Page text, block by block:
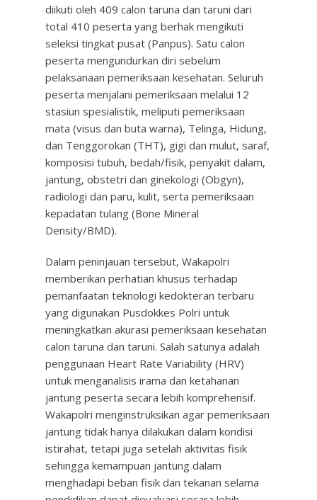
diikuti oleh 409 calon taruna dan taruni dari
total 410 peserta yang berhak mengikuti
seleksi tingkat pusat (Panpus). Satu calon
peserta mengundurkan diri sebelum
pelaksanaan pemeriksaan kesehatan. Seluruh
peserta menjalani pemeriksaan melalui 12
stasiun spesialistik, meliputi pemeriksaan
mata (visus dan buta warna), Telinga, Hidung,
dan Tenggorokan (THT), gigi dan mulut, saraf,
komposisi tubuh, bedah/fisik, penyakit dalam,
jantung, obstetri dan ginekologi (Obgyn),
radiologi dan paru, kulit, serta pemeriksaan
kepadatan tulang (Bone Mineral
Density/BMD).
Dalam peninjauan tersebut, Wakapolri
memberikan perhatian khusus terhadap
pemanfaatan teknologi kedokteran terbaru
yang digunakan Pusdokkes Polri untuk
meningkatkan akurasi pemeriksaan kesehatan
calon taruna dan taruni. Salah satunya adalah
penggunaan Heart Rate Variability (HRV)
untuk menganalisis irama dan ketahanan
jantung peserta secara lebih komprehensif.
Wakapolri menginstruksikan agar pemeriksaan
jantung tidak hanya dilakukan dalam kondisi
istirahat, tetapi juga setelah aktivitas fisik
sehingga kemampuan jantung dalam
menghadapi beban fisik dan tekanan selama